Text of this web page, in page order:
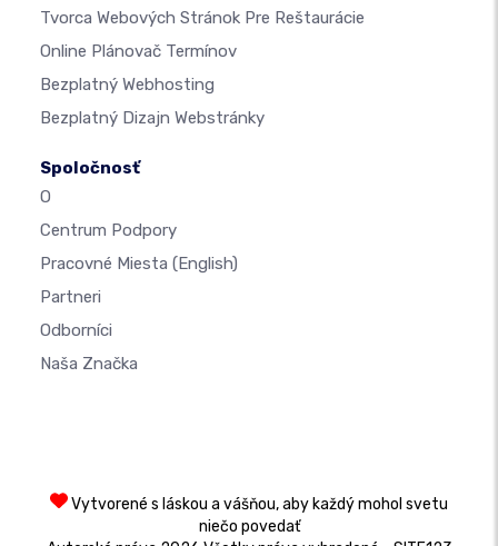
Tvorca Webových Stránok Pre Reštaurácie
Online Plánovač Termínov
Bezplatný Webhosting
Bezplatný Dizajn Webstránky
Spoločnosť
O
Centrum Podpory
Pracovné Miesta (English)
Partneri
Odborníci
Naša Značka
Vytvorené s láskou a vášňou, aby každý mohol svetu
niečo povedať